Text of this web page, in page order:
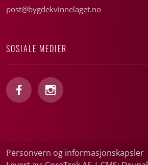
post@bygdekvinnelaget.no
SOSIALE MEDIER
Personvern og informasjonskapsler